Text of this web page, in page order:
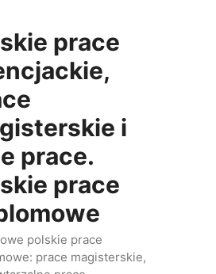
prace
i
prace.
prace
polskie prace
prace magisterskie,